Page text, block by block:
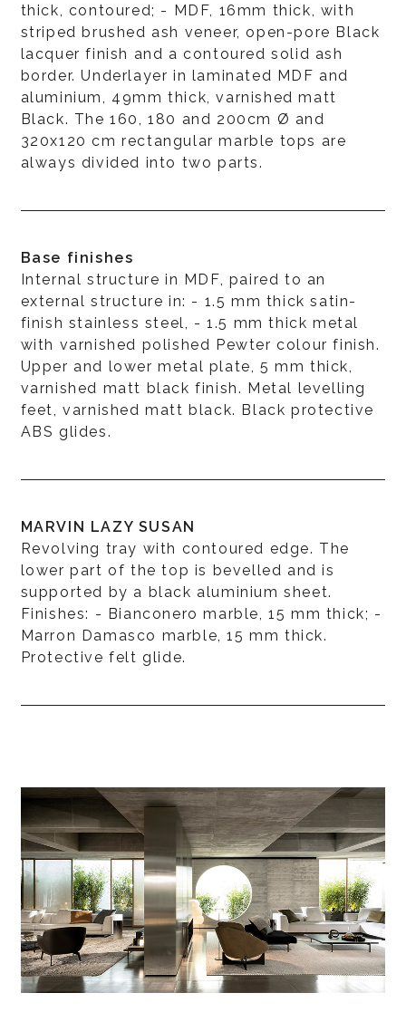
thick, contoured; - MDF, 16mm thick, with
striped brushed ash veneer, open-pore Black
lacquer finish and a contoured solid ash
border. Underlayer in laminated MDF and
aluminium, 49mm thick, varnished matt
Black. The 160, 180 and 200cm Ø and
320x120 cm rectangular marble tops are
always divided into two parts.
Base finishes
Internal structure in MDF, paired to an
external structure in: - 1.5 mm thick satin-
finish stainless steel, - 1.5 mm thick metal
with varnished polished Pewter colour finish.
Upper and lower metal plate, 5 mm thick,
varnished matt black finish. Metal levelling
feet, varnished matt black. Black protective
ABS glides.
MARVIN LAZY SUSAN
Revolving tray with contoured edge. The
lower part of the top is bevelled and is
supported by a black aluminium sheet.
Finishes: - Bianconero marble, 15 mm thick; -
Marron Damasco marble, 15 mm thick.
Protective felt glide.